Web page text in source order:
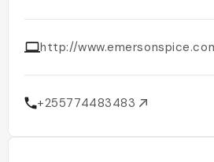
http://
+255774483483